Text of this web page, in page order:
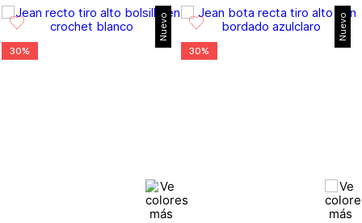
Nuevo
30%
Nuevo
30%